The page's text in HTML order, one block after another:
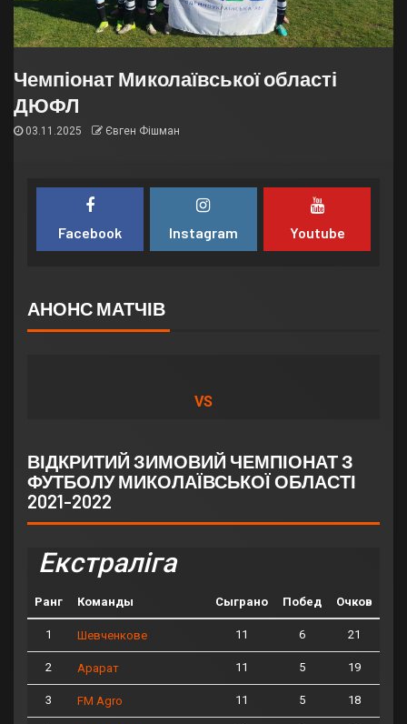
Чемпіонат Миколаївської області
ДЮФЛ
03.11.2025 Євген Фішман
Facebook Instagram Youtube
АНОНС МАТЧІВ
VS
ВІДКРИТИЙ ЗИМОВИЙ ЧЕМПІОНАТ З
ФУТБОЛУ МИКОЛАЇВСЬКОЇ ОБЛАСТІ
2021-2022
Екстраліга
Ранг Команды Сыграно Побед Очков
1 Шевченкове 11 6 21
2 Арарат 11 5 19
3 FM Agro 11 5 18